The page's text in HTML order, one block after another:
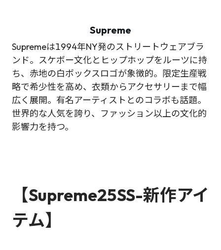
Supreme
Supremeは1994年NY発のストリートウェアブラ
ンド。スケボー文化とヒップホップをルーツに持
ち、赤地の白ボックスロゴが象徴的。限定生産戦
略で希少性を高め、衣類からアクセサリーまで幅
広く展開。有名アーティストとのコラボも話題。
世界的な人気を誇り、ファッション以上の文化的
影響力を持つ。
【Supreme25SS-新作アイ
テム】